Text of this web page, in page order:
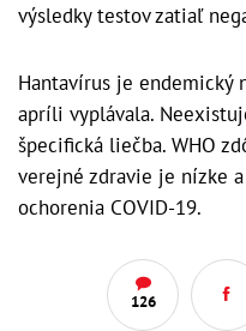
výsledky testov zatiaľ
Hantavírus je endemický
apríli vyplávala.
špecifická liečba. WHO
verejné zdravie je nízke
ochorenia COVID-19.
126